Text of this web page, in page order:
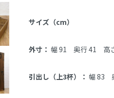
サイズ（cm）
外寸： 幅 91　奥行 41　高
引出し（上3杯）： 幅 83　